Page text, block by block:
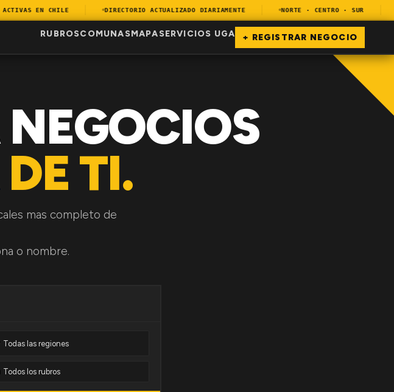
EN CHILE DIRECTORIO ACTUALIZADO DIARIAMENTE NORTE · CENTRO · SUR
RUBROSCOMUNASMAPASERVICIOS UGA + REGISTRAR NEGOCIO
TI.
mas completo de
o nombre.